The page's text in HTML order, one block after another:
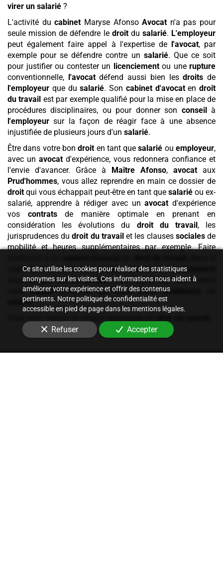
virer un salarié ?
L'activité ducabinet Maryse AfonsoAvocat n'a pas pour
seule mission de défendre le droitdu salarié. L'employeur
peut également faire appel à l'expertise de
l'avocat, par
exemple pour se défendre contre un salarié. Que ce soit
pour justifier ou contester un
licenciementou une rupture
conventionnelle,
l'avocatdéfend aussi bien lesdroits de
l'employeur que dusalarié. Son cabinet d'avocaten droit
du travail est par exemple qualifié pour la mise en place de
procédures disciplinaires, ou pour donner son conseil
à
l'employeur sur la façon de réagir face à une absence
injustifiée de plusieurs jours d'un salarié.
Être dans votre bondroit en tant quesalarié ouemployeur,
avec un avocat d'expérience, vous redonnera confiance et
l'envie d'avancer. Grâce à
Maître Afonso, avocat aux
Prud'hommes, vous allez reprendre en main ce dossier de
droit qui vous échappait peut-être en tant que salarié ou ex-
salarié, apprendre à rédiger avec unavocat d'expérience
vos contratsde manière optimale en prenant en
considération les évolutions du droit du travail , les
jurisprudences dudroit du travail et les clauses socialesde
mobilité et heures supplémentaires par exemple. Faire
cadre d'une ouverture decontratcomme d'unlicenciement
accompagné par unavocat, c'est repartir de l'avant dans
votretravaillui-même, que vous soyezemployeur
salarié.
Ce site utilise les cookies pour réaliser des statistiques
anonymes sur les visites. Ces informations nous aident à
améliorer votre expérience et offrir des contenus
pertinents. Notre politique de confidentialité est
accessible en pied de page dans les mentions légales.
Refuser Accepter